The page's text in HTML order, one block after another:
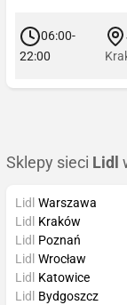
06:00-
22:00
Sklepy sieci Lidl
Lidl Warszawa
Lidl
Kraków
Lidl
Poznań
Lidl Wrocław
Lidl
Katowice
Lidl
Bydgoszcz